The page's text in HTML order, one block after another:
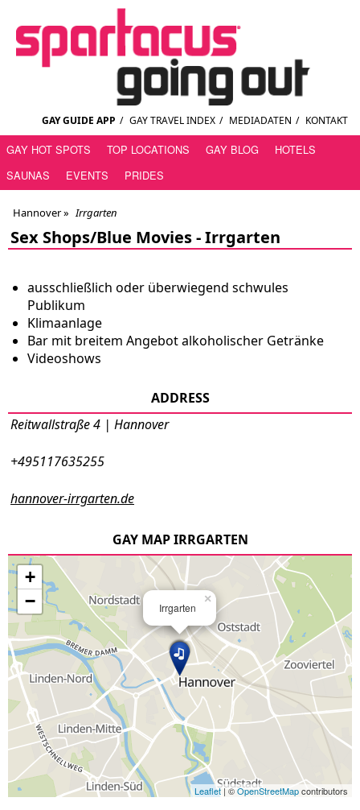
GAY GUIDE APP / GAY TRAVEL INDEX / MEDIADATEN / KONTAKT
GAY HOT SPOTS TOP LOCATIONS GAY BLOG
HOTELS
SAUNAS
EVENTS PRIDES
Hannover» Irrgarten
Sex Shops/Blue Movies -Irrgarten
ausschließlich oder überwiegend schwules
Publikum
Klimaanlage
Bar mit breitem Angebot alkoholischer Getränke
Videoshows
ADDRESS
Reitwallstraße 4 | Hannover
+495117635255
hannover-irrgarten.de
GAY MAP IRRGARTEN
Irrgarten
×
+
−
Leaflet| ©OpenStreetMapcontributors